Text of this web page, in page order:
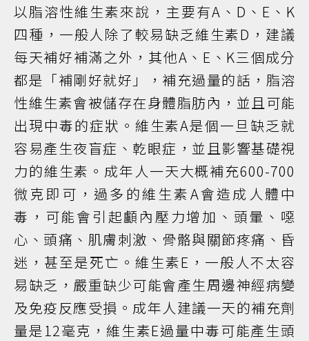
以脂溶性維生素來說，主要有A、D、E、K
四種，一般人除了較易缺乏維生素D，建議
每天補好補滿之外，其他A、E、K三個成分
都是「補剛好就好」，補充過量的話，脂溶
性維生素會被儲存在身體脂肪內，並且可能
出現中毒的症狀。維生素A是個一旦缺乏就
容易產生夜盲症、乾眼症，並且影響基礎視
力的維生素。成年人一天大概補充600-700
微克即可，過多的維生素A會造成人體中
毒，可能會引起顱內壓力增加、頭暈、噁
心、頭痛、肌膚刺激、骨骼與關節疼痛、昏
迷，甚至是死亡。維生素E，一般人不太容
易缺乏，嚴重缺少可能會產生周邊神經病變
及免疫反應受損。成年人建議一天的補充劑
量是12毫克，維生素E過量中毒可能產生頭